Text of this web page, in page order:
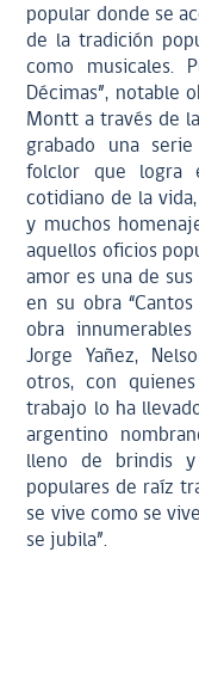
popular donde se
de la tradición
como musicales.
Décimas”, notable
Montt a través de
grabado una
folclor que logra
cotidiano de la
y muchos
aquellos oficios
amor es una de
en su obra
obra
Jorge Yañez,
otros, con
trabajo lo ha
argentino
lleno de brindis y
populares de raíz
se vive como se
se jubila”.